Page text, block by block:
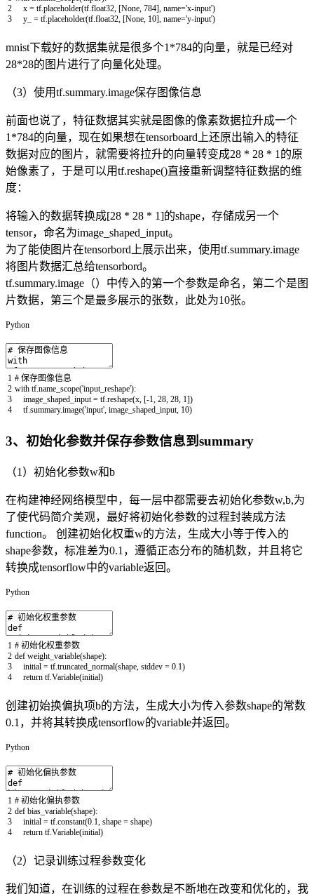
2
3
x = tf placeholder(tf float32 [None 784] name='x-input')
y_
= tf placeholder(tf float32 [None 10] name='y-input')
mnist下载好的数据集就是很多个1*784的向量，就是已经对
28*28的图片进行了向量化处理。
（3）使用tf.summary.image保存图像信息
前面也说了，特征数据其实就是图像的像素数据拉升成一个
1*784的向量，现在如果想在tensorboard上还原出输入的特征
数据对应的图片，就需要将拉升的向量转变成28 * 28 * 1的原
始像素了，于是可以用tf.reshape()直接重新调整特征数据的维
度：
将输入的数据转换成[28 * 28 * 1]的shape，存储成另一个
tensor，命名为image_shaped_input。
为了能使图片在tensorbord上展示出来，使用tf.summary.image
将图片数据汇总给tensorbord。
tf.summary.image（）中传入的第一个参数是命名，第二个是图
片数据，第三个是最多展示的张数，此处为10张。
Python
1
2
3
4
# 保存图像信息
with tf name_scope('input_reshape'):
image_shaped_input = tf reshape(x [-1 28 28 1])
tf summary.image('input' image_shaped_input 10)
3、初始化参数并保存参数信息到summary
（1）初始化参数w和b
在构建神经网络模型中，每一层中都需要去初始化参数w,b,为
了使代码简介美观，最好将初始化参数的过程封装成方法
function。 创建初始化权重w的方法，生成大小等于传入的
shape参数，标准差为0.1，遵循正态分布的随机数，并且将它
转换成tensorflow中的variable返回。
Python
1
2
3
4
# 初始化权重参数
def weight_variable(shape):
initial = tf truncated_normal(shape stddev = 0.1)
return tf Variable(initial)
创建初始换偏执项b的方法，生成大小为传入参数shape的常数
0.1，并将其转换成tensorflow的variable并返回。
Python
1
2
3
4
# 初始化偏执参数
def bias_variable(shape):
initial = tf constant(0.1 shape = shape)
return tf Variable(initial)
（2）记录训练过程参数变化
我们知道，在训练的过程在参数是不断地在改变和优化的，我